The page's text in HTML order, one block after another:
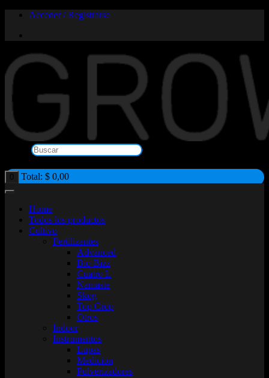
Saltar
contenido
Acceder / Registrarse
0 Total: $ 0,00
Home
Todos los productos
Cultivo
Fertilizantes
Advanced
Bio Bizz
Cuatro L
Namaste
Skog
Top Crop
Otros
Indoor
Instrumentos
Lupas
Medicion
Pulverizadores